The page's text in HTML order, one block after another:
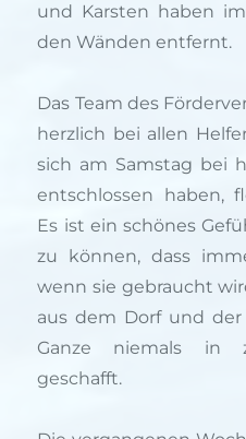
und Karsten haben
den Wänden entfernt.
Das Team des
herzlich bei allen
sich am Samstag bei
entschlossen haben,
Es ist ein schönes
zu können, dass
wenn sie gebraucht
aus dem Dorf und
Ganze niemals in
geschafft.